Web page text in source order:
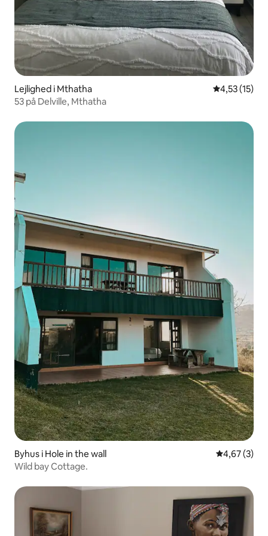
Lejlighed i Mthatha 4,53 ud af 5
4,53 (15)
53 på Delville, Mthatha
Byhus i Hole in the wall 4,67 ud af 5
4,67 (3)
Wild bay Cottage.